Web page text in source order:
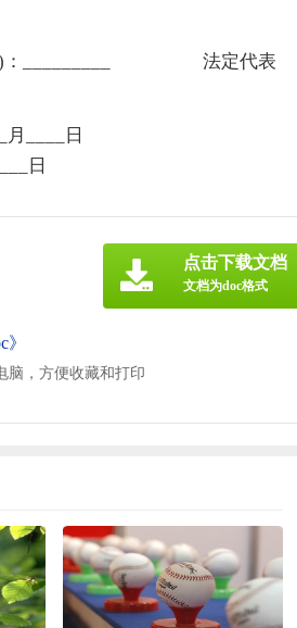
字)：_________ 法定代表
____月____日
日
脑，方便收藏和打印
点击下载文档
文档为doc格式